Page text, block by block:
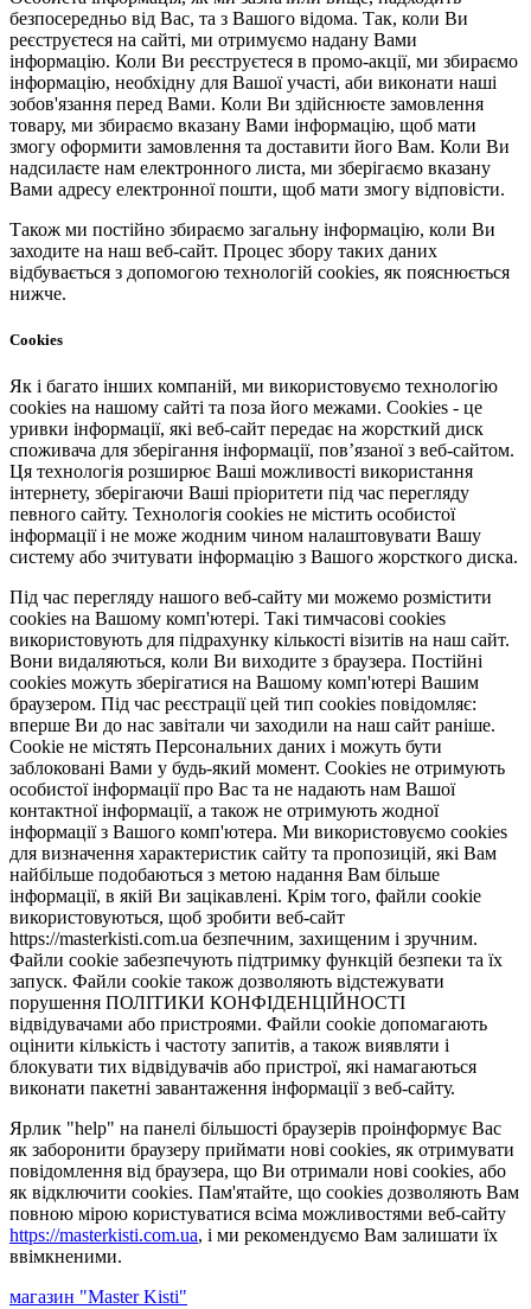
безпосередньо від Вас, та з Вашого відома. Так, коли Ви
реєструєтеся на сайті, ми отримуємо надану Вами
інформацію. Коли Ви реєструєтеся в промо-акції, ми збираємо
інформацію, необхідну для Вашої участі, аби виконати наші
зобов'язання перед Вами. Коли Ви здійснюєте замовлення
товару, ми збираємо вказану Вами інформацію, щоб мати
змогу оформити замовлення та доставити його Вам. Коли Ви
надсилаєте нам електронного листа, ми зберігаємо вказану
Вами адресу електронної пошти, щоб мати змогу відповісти.
Також ми постійно збираємо загальну інформацію, коли Ви
заходите на наш веб-сайт. Процес збору таких даних
відбувається з допомогою технологій cookies, як пояснюється
нижче.
Cookies
Як і багато інших компаній, ми використовуємо технологію
cookies на нашому сайті та поза його межами. Cookies - це
уривки інформації, які веб-сайт передає на жорсткий диск
споживача для зберігання інформації, пов’язаної з веб-сайтом.
Ця технологія розширює Ваші можливості використання
інтернету, зберігаючи Ваші пріоритети під час перегляду
певного сайту. Технологія cookies не містить особистої
інформації і не може жодним чином налаштовувати Вашу
систему або зчитувати інформацію з Вашого жорсткого диска.
Під час перегляду нашого веб-сайту ми можемо розмістити
cookies на Вашому комп'ютері. Такі тимчасові cookies
використовують для підрахунку кількості візитів на наш сайт.
Вони видаляються, коли Ви виходите з браузера. Постійні
cookies можуть зберігатися на Вашому комп'ютері Вашим
браузером. Під час реєстрації цей тип cookies повідомляє:
вперше Ви до нас завітали чи заходили на наш сайт раніше.
Cookie не містять Персональних даних і можуть бути
заблоковані Вами у будь-який момент. Сookies не отримують
особистої інформації про Вас та не надають нам Вашої
контактної інформації, а також не отримують жодної
інформації з Вашого комп'ютера. Ми використовуємо cookies
для визначення характеристик сайту та пропозицій, які Вам
найбільше подобаються з метою надання Вам більше
інформації, в якій Ви зацікавлені. Крім того, файли cookie
використовуються, щоб зробити веб-сайт
https://masterkisti.com.ua безпечним, захищеним і зручним.
Файли cookie забезпечують підтримку функцій безпеки та їх
запуск. Файли cookie також дозволяють відстежувати
порушення ПОЛІТИКИ КОНФІДЕНЦІЙНОСТІ
відвідувачами або пристроями. Файли cookie допомагають
оцінити кількість і частоту запитів, а також виявляти і
блокувати тих відвідувачів або пристрої, які намагаються
виконати пакетні завантаження інформації з веб-сайту.
Ярлик "help" на панелі більшості браузерів проінформує Вас
як заборонити браузеру приймати нові cookies, як отримувати
повідомлення від браузера, що Ви отримали нові cookies, або
як відключити cookies. Пам'ятайте, що cookies дозволяють Вам
повною мірою користуватися всіма можливостями веб-сайту
https://masterkisti.com.ua, і ми рекомендуємо Вам залишати їх
ввімкненими.
магазин "Master Kisti"